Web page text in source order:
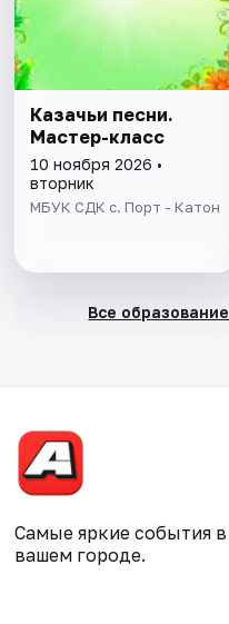
Казачьи песни.
Мастер-класс
10 ноября 2026 •
вторник
МБУК СДК с. Порт - Катон
Все
Самые яркие события в
вашем городе.